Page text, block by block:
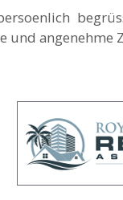
und angenehme